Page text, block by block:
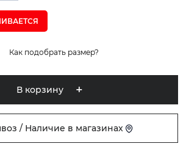
Как подобрать размер?
В корзину
/ Наличие в магазинах